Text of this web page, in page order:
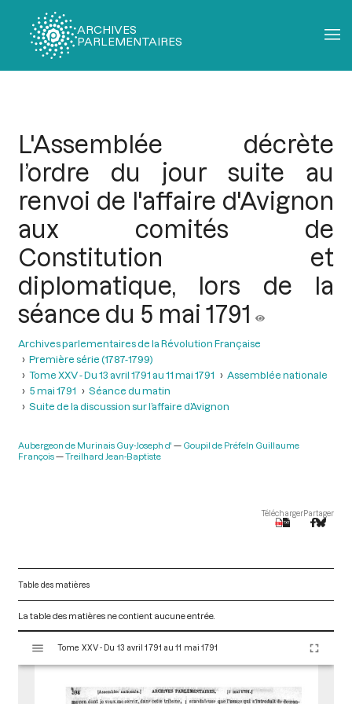
ARCHIVES
PARLEMENTAIRES
L'Assemblée décrète
l’ordre du jour suite au
renvoi de l'affaire d'Avignon
aux comités de
Constitution et
diplomatique, lors de la
séance du 5 mai 1791
Archives parlementaires de la Révolution Française
Première série (1787-1799)
Tome XXV - Du 13 avril 1791 au 11 mai 1791
Assemblée nationale
5 mai 1791
Séance du matin
Suite de la discussion sur l’affaire d’Avignon
Aubergeon de Murinais Guy-Joseph d'
Goupil de Préfeln Guillaume
François
Treilhard Jean-Baptiste
TéléchargerPartager
Table des matières
La table des matières ne contient aucune entrée.
s
Tome XXV - Du 13 avril 1791 au 11 mai 1791